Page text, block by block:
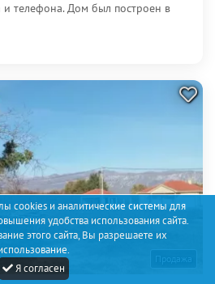
cookies и аналитические системы для
удобства использования сайта.
этого сайта, Вы разрешаете их
Я согласен
и телефона. Дом был построен в
Продажа